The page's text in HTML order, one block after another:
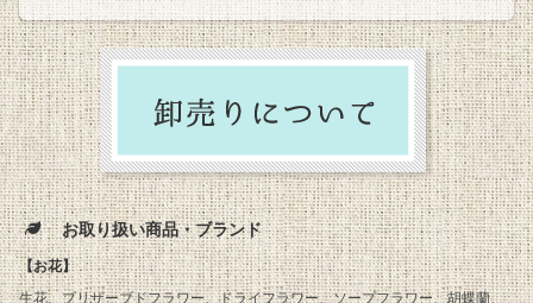
お取り扱い商品・ブランド
【お花】
生花、プリザーブドフラワー、ドライフラワー、ソープフラワー、胡蝶蘭、